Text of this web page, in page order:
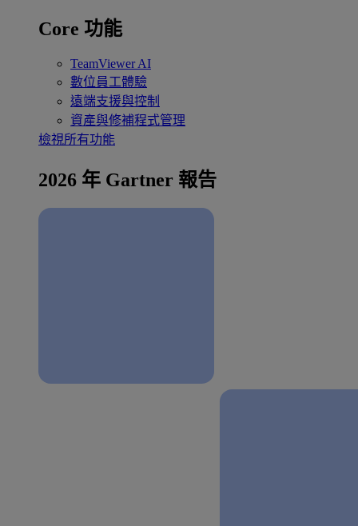
Core 功能
TeamViewer AI
數位員工體驗
遠端支援與控制
資產與修補程式管理
檢視所有功能
2026 年 Gartner 報告